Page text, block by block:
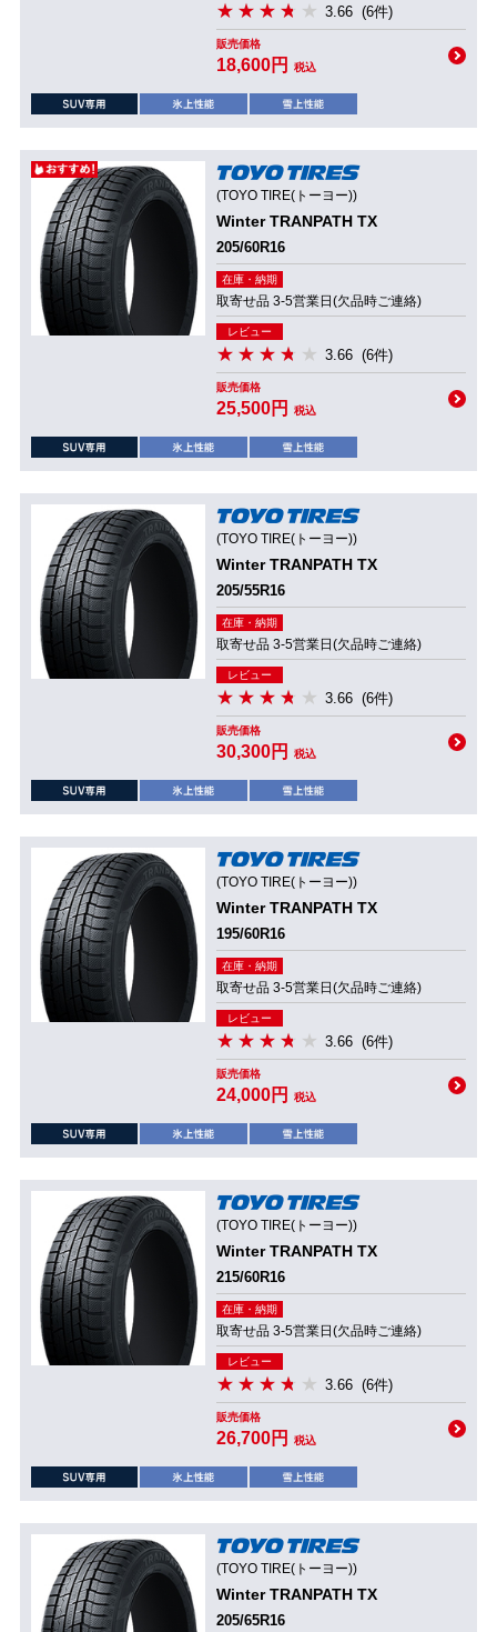
3.66 (6件)
販売価格
18,600円 税込
(TOYO TIRE(トーヨー))
Winter TRANPATH TX
205/60R16
在庫・納期
取寄せ品 3-5営業日(欠品時ご連絡)
レビュー
3.66 (6件)
販売価格
25,500円 税込
(TOYO TIRE(トーヨー))
Winter TRANPATH TX
205/55R16
在庫・納期
取寄せ品 3-5営業日(欠品時ご連絡)
レビュー
3.66 (6件)
販売価格
30,300円 税込
(TOYO TIRE(トーヨー))
Winter TRANPATH TX
195/60R16
在庫・納期
取寄せ品 3-5営業日(欠品時ご連絡)
レビュー
3.66 (6件)
販売価格
24,000円 税込
(TOYO TIRE(トーヨー))
Winter TRANPATH TX
215/60R16
在庫・納期
取寄せ品 3-5営業日(欠品時ご連絡)
レビュー
3.66 (6件)
販売価格
26,700円 税込
(TOYO TIRE(トーヨー))
Winter TRANPATH TX
205/65R16